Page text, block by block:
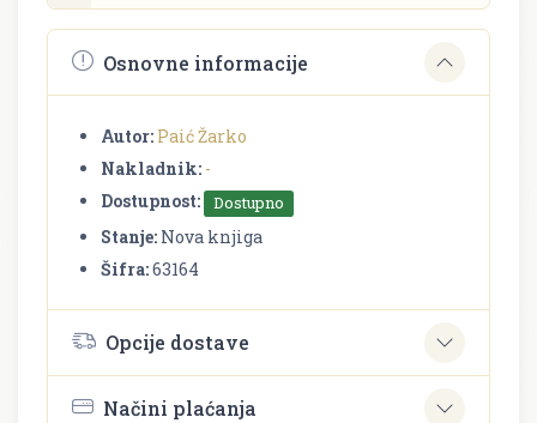
Osnovne informacije
Autor: Paić Žarko
Nakladnik: -
Dostupnost:
Dostupno
Stanje: Nova knjiga
Šifra:63164
Opcije dostave
Načini plaćanja